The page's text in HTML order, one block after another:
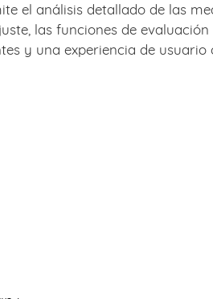
el análisis detallado de las
las funciones de
y una experiencia de usuario